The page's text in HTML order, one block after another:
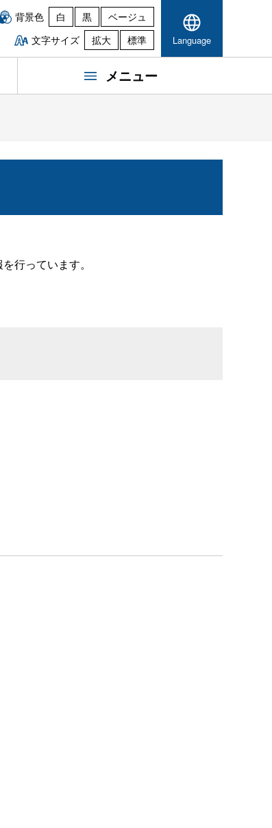
背景色 白 黒
ベージュ
文字サイズ
拡大 標準 Language
メニュー
行っています。